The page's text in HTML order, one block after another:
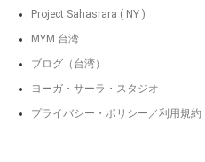
Project Sahasrara ( NY )
MYM 台湾
ブログ（台湾）
ヨーガ・サーラ・スタジオ
プライバシー・ポリシー／利用規約